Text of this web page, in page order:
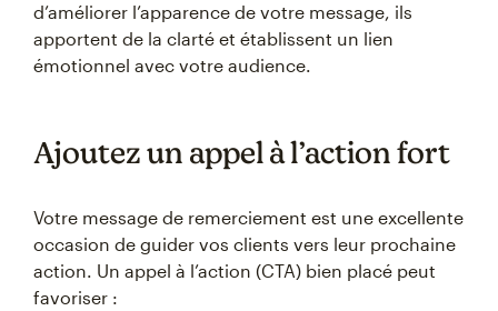
d’améliorer l’apparence de votre message, ils
apportent de la clarté et établissent un lien
émotionnel avec votre audience.
Ajoutez un appel à l’action fort
Votre message de remerciement est une excellente
occasion de guider vos clients vers leur prochaine
action. Un appel à l’action (CTA) bien placé peut
favoriser :